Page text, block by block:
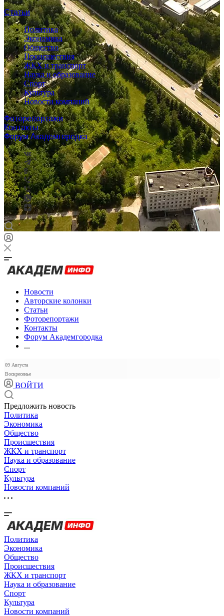
Статьи
Политика
Экономика
Общество
Происшествия
ЖКХ и транспорт
Наука и образование
Спорт
Культура
Новости компаний
Фоторепортажи
Контакты
Форум Академгородка
Новости
Авторские колонки
Статьи
Фоторепортажи
Контакты
Форум Академгородка
...
09 Августа
Воскресенье
ВОЙТИ
Предложить новость
Политика
Экономика
Общество
Происшествия
ЖКХ и транспорт
Наука и образование
Спорт
Культура
Новости компаний
Политика
Экономика
Общество
Происшествия
ЖКХ и транспорт
Наука и образование
Спорт
Культура
Новости компаний